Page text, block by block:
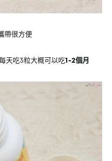
帶很方便
天吃3粒大概可以吃1-2個月